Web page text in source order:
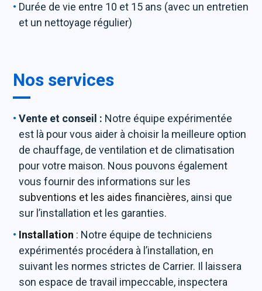
Durée de vie entre 10 et 15 ans (avec un entretien
et un nettoyage régulier)
Nos services
Vente et conseil : Notre équipe expérimentée
est là pour vous aider à choisir la meilleure option
de chauffage, de ventilation et de climatisation
pour votre maison. Nous pouvons également
vous fournir des informations sur les
subventions et les aides financières, ainsi que
sur l’installation et les garanties.
Installation : Notre équipe de techniciens
expérimentés procédera à l’installation, en
suivant les normes strictes de Carrier. Il laissera
son espace de travail impeccable, inspectera